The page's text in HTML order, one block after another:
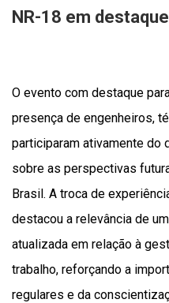
NR-18 em destaque
O evento com destaque
presença de engenheiros,
participaram ativamente do
sobre as perspectivas
Brasil. A troca de
destacou a relevância de
atualizada em relação à
trabalho, reforçando a
regulares e da